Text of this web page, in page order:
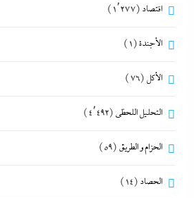
اقتصاد (1٬277)
الأجندة(1)
الأكل (76)
التحليل اللحظي (4٬492)
الحزام و الطريق (59)
الحصاد (14)